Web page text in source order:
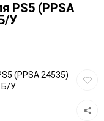
PS5 (PPSA
У